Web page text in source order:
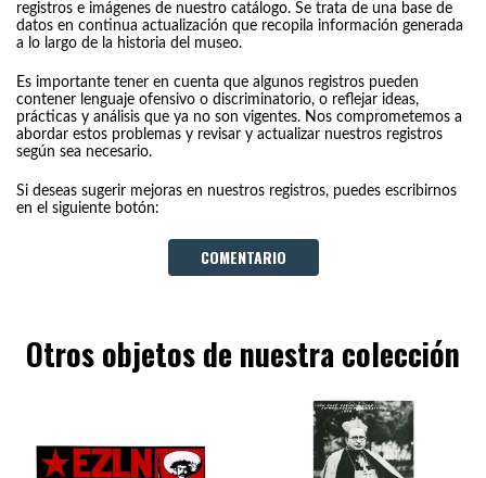
registros e imágenes de nuestro catálogo. Se trata de una base de
datos en continua actualización que recopila información generada
a lo largo de la historia del museo.
Es importante tener en cuenta que algunos registros pueden
contener lenguaje ofensivo o discriminatorio, o reflejar ideas,
prácticas y análisis que ya no son vigentes. Nos comprometemos a
abordar estos problemas y revisar y actualizar nuestros registros
según sea necesario.
Si deseas sugerir mejoras en nuestros registros, puedes escribirnos
en el siguiente botón:
COMENTARIO
Otros objetos de nuestra colección